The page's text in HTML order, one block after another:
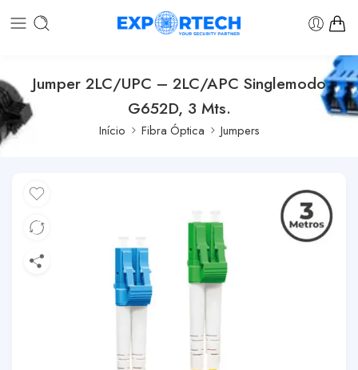
Jumper 2LC/UPC – 2LC/APC Singlemodo
G652D, 3 Mts.
Início Fibra Óptica Jumpers